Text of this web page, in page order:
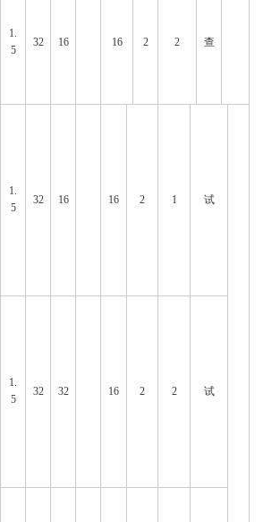
1.
5
32 16 16 2 2 查
1.
5
32 16 16 2 1 试
1.
5
32 32 16 2 2 试